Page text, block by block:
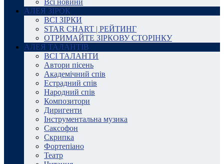
Всі новини
АЛЕЯ ЗІРОК
ВСІ ЗІРКИ
STAR CHART | РЕЙТИНГ
ОТРИМАЙТЕ ЗІРКОВУ СТОРІНКУ
АЛЕЯ ТАЛАНТІВ
ВСІ ТАЛАНТИ
Автори пісень
Академічний спів
Естрадний спів
Народний спів
Композитори
Диригенти
Інструментальна музика
Саксофон
Скрипка
Фортепіано
Театр